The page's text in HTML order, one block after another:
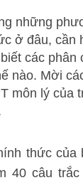
những
ở đâu, cần
các phân
nào. Mời
môn lý của
thức của
40 câu trắc